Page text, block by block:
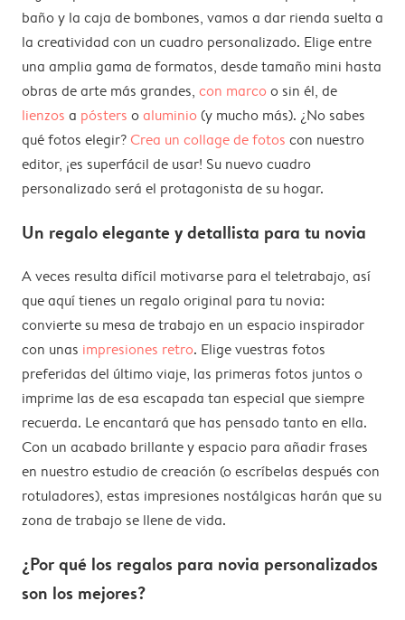
baño y la caja de bombones, vamos a dar rienda suelta a
la creatividad con un cuadro personalizado. Elige entre
una amplia gama de formatos, desde tamaño mini hasta
obras de arte más grandes, con marco o sin él, de
lienzos a pósters oaluminio (y mucho más). ¿No sabes
qué fotos elegir? Crea un collage de fotos con nuestro
editor, ¡es superfácil de usar! Su nuevo cuadro
personalizado será el protagonista de su hogar.
Un regalo elegante y detallista para tu novia
A veces resulta difícil motivarse para el teletrabajo, así
que aquí tienes un regalo original para tu novia:
convierte su mesa de trabajo en un espacio inspirador
con unas impresiones retro. Elige vuestras fotos
preferidas del último viaje, las primeras fotos juntos o
imprime las de esa escapada tan especial que siempre
recuerda. Le encantará que has pensado tanto en ella.
Con un acabado brillante y espacio para añadir frases
en nuestro estudio de creación (o escríbelas después con
rotuladores), estas impresiones nostálgicas harán que su
zona de trabajo se llene de vida.
¿Por qué los regalos para novia personalizados
son los mejores?